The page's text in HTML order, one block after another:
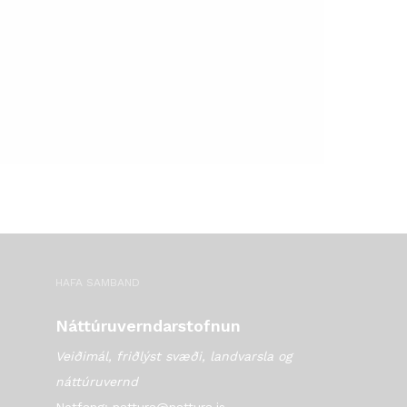
HAFA SAMBAND
Náttúruverndarstofnun
Veiðimál, friðlýst svæði, landvarsla og
náttúruvernd